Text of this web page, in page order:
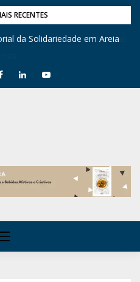
RECENTES
da Solidariedade em Areia